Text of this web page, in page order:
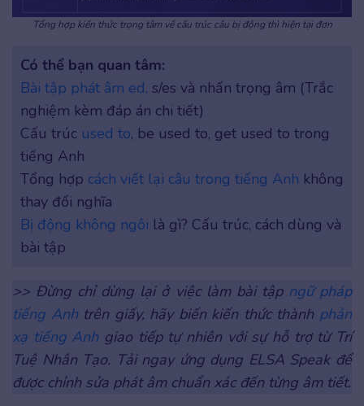
Tổng hợp kiến thức trọng tâm về cấu trúc câu bị động thì hiện tại đơn
Có thể bạn quan tâm:
Bài tập phát âm ed, s/es và nhấn trọng âm (Trắc
nghiệm kèm đáp án chi tiết)
Cấu trúc used to, be used to, get used to trong
tiếng Anh
Tổng hợp cách viết lại câu trong tiếng Anh không
thay đổi nghĩa
Bị động không ngôi là gì? Cấu trúc, cách dùng và
bài tập
>> Đừng chỉ dừng lại ở việc làm bài tập ngữ pháp
tiếng Anhtrên giấy, hãy biến kiến thức thành phản
xạ tiếng Anh giao tiếp tự nhiên với sự hỗ trợ từ Trí
Tuệ Nhân Tạo. Tải ngay ứng dụng ELSA Speak để
được chỉnh sửa phát âm chuẩn xác đến từng âm tiết.